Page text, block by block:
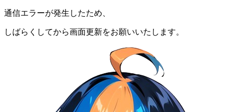
通信エラーが発生したため、
しばらくしてから画面更新をお願いいたします。